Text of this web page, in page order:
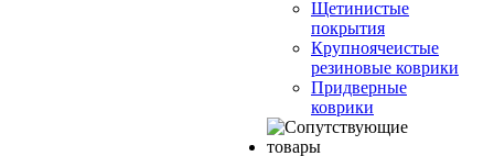
Щетинистые
покрытия
Крупноячеистые
резиновые коврики
Придверные
коврики